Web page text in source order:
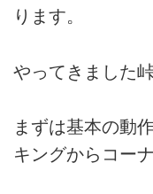
ります。
やってきました峠
まずは基本の動
キングからコー